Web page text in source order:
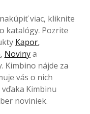
viac, kliknite
katalógy. Pozrite
Kapor,
, Novinya
Kimbino nájde za
vás o nich
Kimbinu
noviniek.